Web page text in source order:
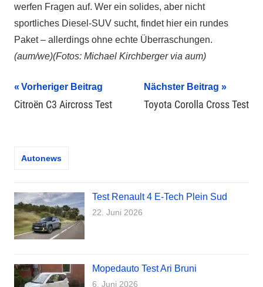
werfen Fragen auf. Wer ein solides, aber nicht
sportliches Diesel-SUV sucht, findet hier ein rundes
Paket – allerdings ohne echte Überraschungen.
(aum/we)(Fotos: Michael Kirchberger via aum)
Beitragsnavigation
Vorheriger Beitrag
Citroën C3 Aircross Test
Nächster Beitrag
Toyota Corolla Cross Test
Autonews
Test Renault 4 E-Tech Plein Sud
22. Juni 2026
Mopedauto Test Ari Bruni
6. Juni 2026